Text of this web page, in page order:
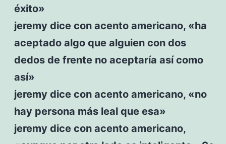
éxito»
jeremy dice con acento americano, «ha
aceptado algo que alguien con dos
dedos de frente no aceptaría así como
así»
jeremy dice con acento americano, «no
hay persona más leal que esa»
jeremy dice con acento americano,